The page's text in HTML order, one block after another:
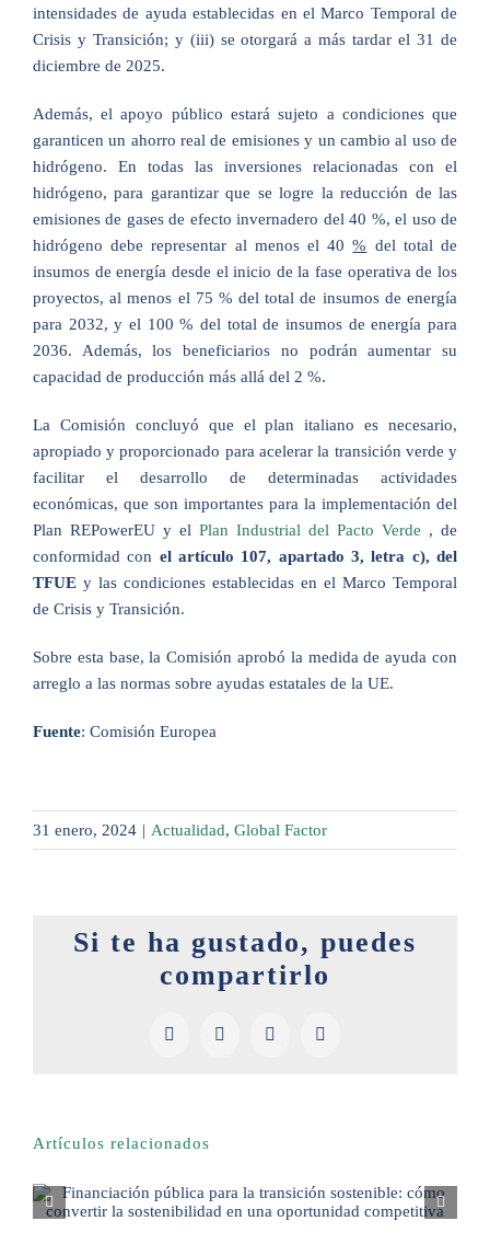
intensidades de ayuda establecidas en el Marco Temporal de
Crisis y Transición; y (iii) se otorgará a más tardar el 31 de
diciembre de 2025.
Además, el apoyo público estará sujeto a condiciones que
garanticen un ahorro real de emisiones y un cambio al uso de
hidrógeno. En todas las inversiones relacionadas con el
hidrógeno, para garantizar que se logre la reducción de las
emisiones de gases de efecto invernadero del 40 %, el uso de
hidrógeno debe representar al menos el 40% del total de
insumos de energía desde el inicio de la fase operativa de los
proyectos, al menos el 75 % del total de insumos de energía
para 2032, y el 100 % del total de insumos de energía para
2036. Además, los beneficiarios no podrán aumentar su
capacidad de producción más allá del 2 %.
La Comisión concluyó que el plan italiano es necesario,
apropiado y proporcionado para acelerar la transición verde y
facilitar el desarrollo de determinadas actividades
económicas, que son importantes para la implementación del
Plan REPowerEU y el Plan Industrial del Pacto Verde , de
conformidad con el artículo 107, apartado 3, letra c), del
TFUEy las condiciones establecidas en el Marco Temporal
de Crisis y Transición.
Sobre esta base, la Comisión aprobó la medida de ayuda con
arreglo a las normas sobre ayudas estatales de la UE.
Fuente: Comisión Europea
31 enero, 2024 | Actualidad, Global Factor
Si te ha gustado, puedes
compartirlo
Facebook
X LinkedInPinterest
Artículos relacionados